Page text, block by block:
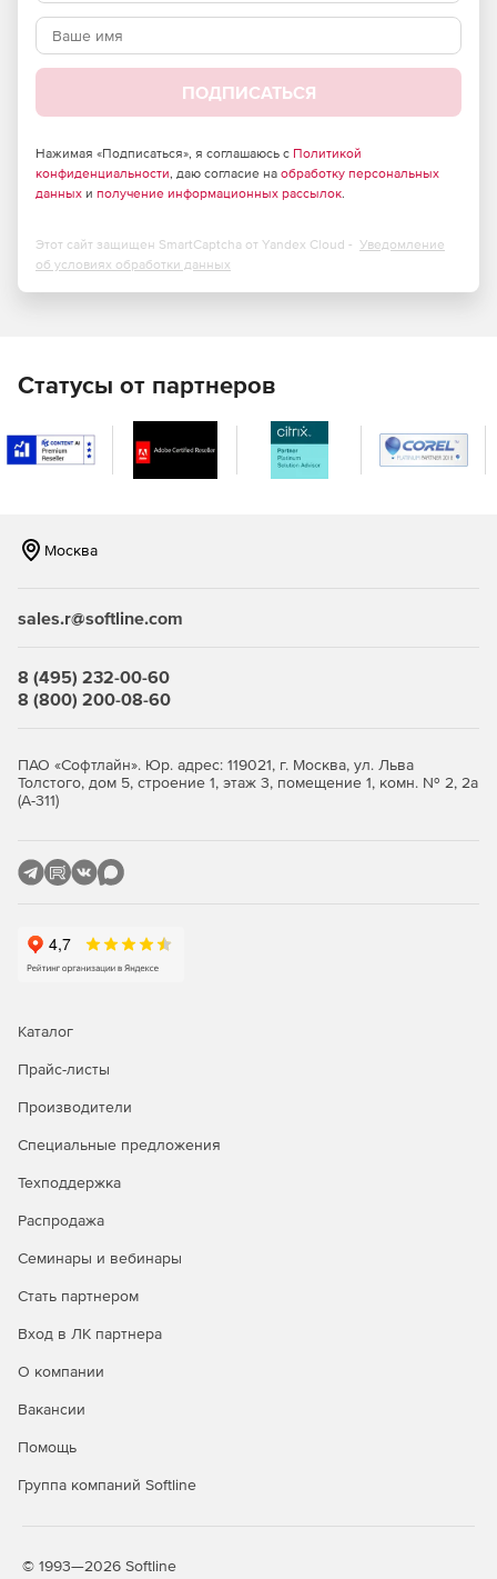
Миграция доменов Windows Small Business Server
(SBS).
Миграция может выполняться с доверенными
отношениями, так и без них.
Миграция паролей пользователей с доверенными
отношениями или без них.
Миграция может выполнять при отсутствии сетевого
Автоматический перенос прав доступа (ACL) для
файлов, каталогов и общих папок.
Миграция клиентских станций в новый домен при
Запуск проектом миграции по расписанию и из
ПОДПИСАТЬСЯ
Нажимая «Подписаться», я соглашаюсь с Политикой
конфиденциальности, даю согласие на обработку персональных
данных и получение информационных рассылок.
Этот сайт защищен SmartCaptcha от Yandex Cloud - Уведомление
об условиях обработки данных
Статусы от партнеров
Москва
sales.r@softline.com
8 (495) 232-00-60
8 (800) 200-08-60
ПАО «Софтлайн». Юр. адрес: 119021, г. Москва, ул. Льва
Толстого, дом 5, строение 1, этаж 3, помещение 1, комн. № 2, 2а
(А-311)
Каталог
Прайс-листы
Производители
Специальные предложения
Техподдержка
Распродажа
Семинары и вебинары
Стать партнером
Вход в ЛК партнера
О компании
Вакансии
Помощь
Группа компаний Softline
© 1993—2026 Softline